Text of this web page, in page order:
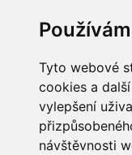
Tyto webové
cookies a
vylepšení
návštěvnosti
INFORMACE